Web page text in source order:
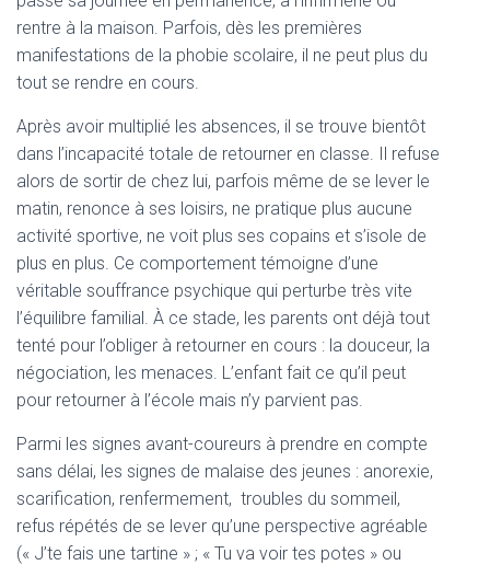
rentre à la maison. Parfois, dès les premières
manifestations de la phobie scolaire, il ne peut plus du
tout se rendre en cours.
Après avoir multiplié les absences, il se trouve bientôt
dans l’incapacité totale de retourner en classe. Il refuse
alors de sortir de chez lui, parfois même de se lever le
matin, renonce à ses loisirs, ne pratique plus aucune
activité sportive, ne voit plus ses copains et s’isole de
plus en plus. Ce comportement témoigne d’une
véritable souffrance psychique qui perturbe très vite
l’équilibre familial. À ce stade, les parents ont déjà tout
tenté pour l’obliger à retourner en cours : la douceur, la
négociation, les menaces. L’enfant fait ce qu’il peut
pour retourner à l’école mais n’y parvient pas.
Parmi les signes avant-coureurs à prendre en compte
sans délai, les signes de malaise des jeunes : anorexie,
scarification, renfermement, troubles du sommeil,
refus répétés de se lever qu’une perspective agréable
(« J’te fais une tartine » ; « Tu va voir tes potes » ou